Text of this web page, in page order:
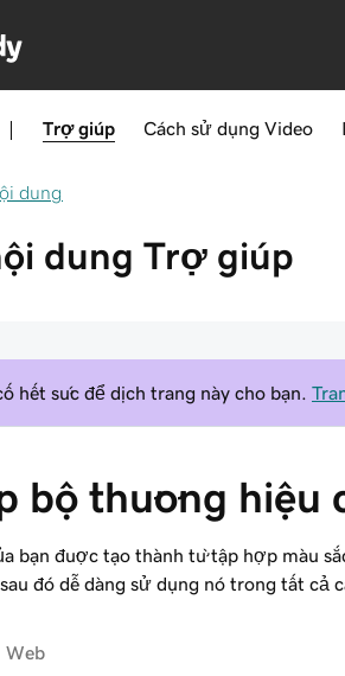
Trợ giúp Cách sử dụng Video
dung
dung Trợ giúp
hết sức để dịch trang này cho bạn.
bộ thương hiệu
bạn được tạo thành từ tập hợp màu
đó dễ dàng sử dụng nó trong tất cả
Web